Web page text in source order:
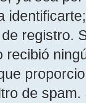
registro.
recibió
de